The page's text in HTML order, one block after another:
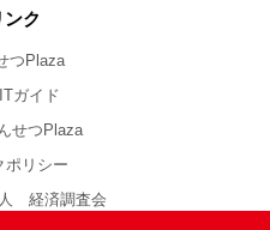
ンク
つPlaza
ガイド
せつPlaza
ポリシー
経済調査会